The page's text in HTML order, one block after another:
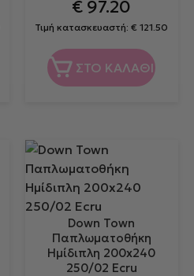
€ 97.20
Τιμή κατασκευαστή:€ 121.50
ΣΤΟ ΚΑΛΑΘΙ
Down Town
Παπλωματοθήκη
Ημίδιπλη 200x240
250/02 Ecru